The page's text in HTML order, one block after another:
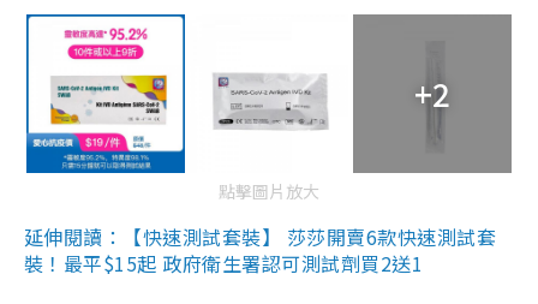
+2
點擊圖片放大
延伸閱讀：【快速測試套裝】 莎莎開賣6款快速測試套
裝！最平$15起 政府衛生署認可測試劑買2送1